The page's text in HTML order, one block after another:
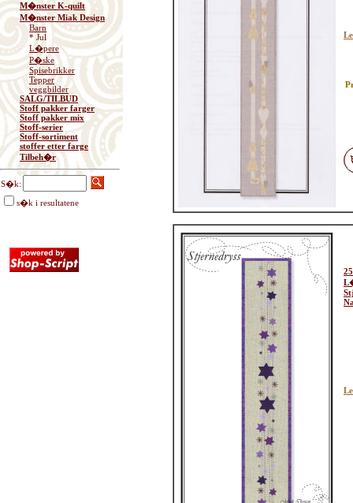
M�nster K-quilt
M�nster Miak Design
Barn
* Jul
L�pere
P�ske
Spisebrikker
Tepper
veggbilder
SALG/TILBUD
Stoff pakker farger
Stoff pakker mix
Stoff-serier
Stoff-sortiment
stoffer etter farge
Tilbeh�r
S�k:
s�k i resultatene